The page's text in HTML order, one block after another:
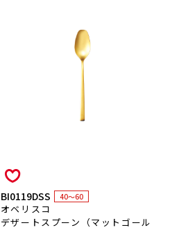
BI0119DSS 40～60
オベリスコ
デザートスプーン（マットゴール